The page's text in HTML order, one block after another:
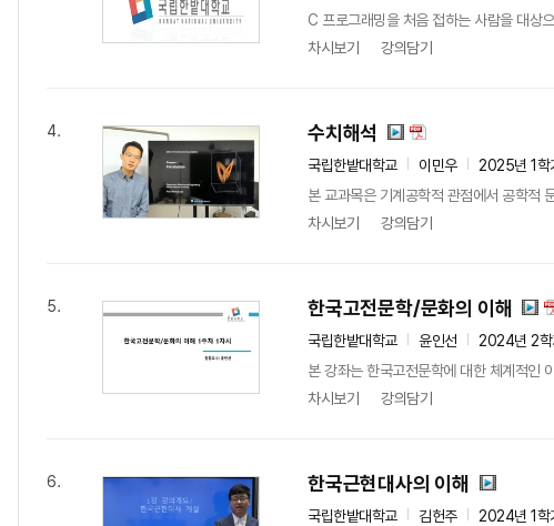
C 프로그래밍을 처음 접하는 사람을 대상
차시보기
강의담기
4. 수치해석
국립한밭대학교 이민우
2025년 1학
본 교과목은 기계공학적 관점에서 공학적
차시보기
강의담기
5. 한국고전문학/문화의 이해
국립한밭대학교 윤인선
2024년 2학
본 강좌는 한국고전문학에 대한 체계적인
차시보기
강의담기
6. 한국근현대사의 이해
국립한밭대학교 김헌주
2024년 1학